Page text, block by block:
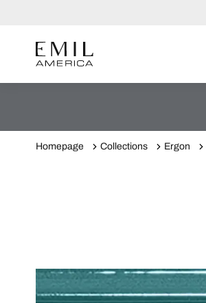
Homepage Collections Ergon